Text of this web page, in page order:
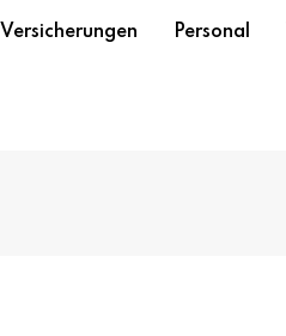
Versicherungen Personal